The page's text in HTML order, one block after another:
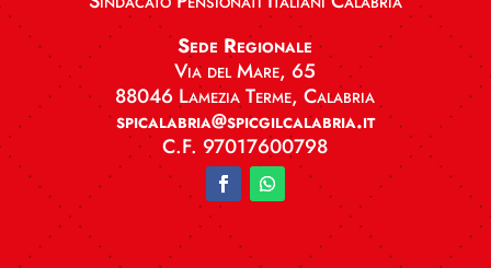
Sede Regionale
Via del Mare, 65
88046 Lamezia Terme, Calabria
spicalabria@spicgilcalabria.it
C.F. 97017600798